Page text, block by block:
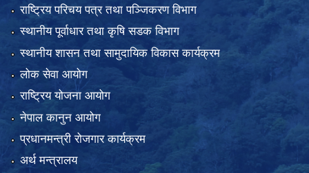
राष्ट्रिय परिचय पत्र तथा पञ्जिकरण विभाग
स्थानीय पूर्वाधार तथा कृषि सडक विभाग
स्थानीय शासन तथा सामुदायिक विकास कार्यक्रम
लोक सेवा आयोग
राष्ट्रिय योजना आयोग
नेपाल कानुन आयोग
प्रधानमन्त्री रोजगार कार्यक्रम
अर्थ मन्त्रालय